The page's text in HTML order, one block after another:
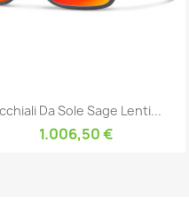
Anteprima
Da Sole Sage Lenti...
1.006,50 €